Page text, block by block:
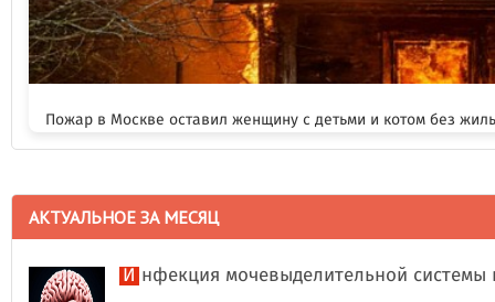
Пожар в Москве оставил женщину с детьми и котом без
АКТУАЛЬНОЕ ЗА МЕСЯЦ
Инфекция мочевыделительной